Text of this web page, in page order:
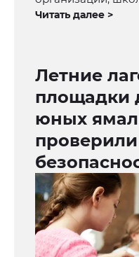
Читать далее >
Летние
площадки
юных